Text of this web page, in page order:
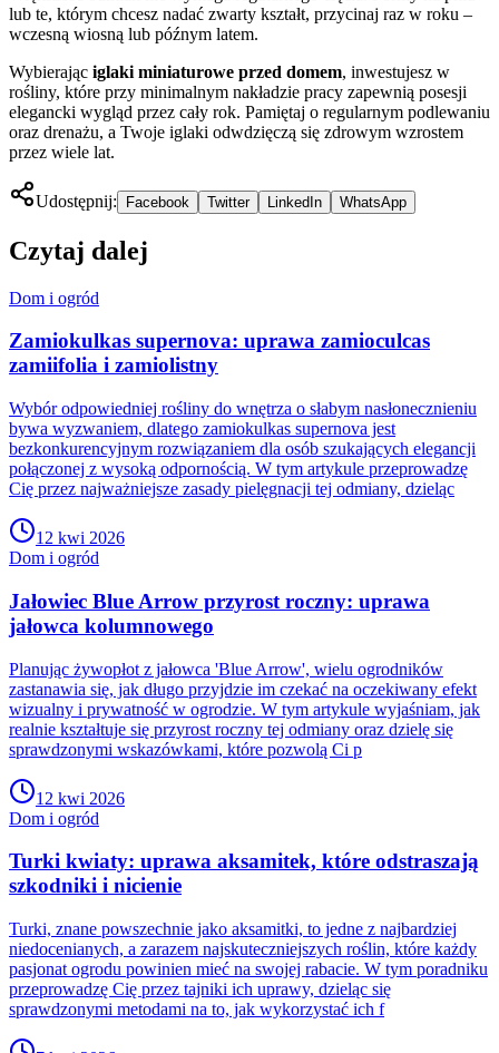
lub te, którym chcesz nadać zwarty kształt, przycinaj raz w roku –
wczesną wiosną lub późnym latem.
Wybierając iglaki miniaturowe przed domem, inwestujesz w
rośliny, które przy minimalnym nakładzie pracy zapewnią posesji
elegancki wygląd przez cały rok. Pamiętaj o regularnym podlewaniu
oraz drenażu, a Twoje iglaki odwdzięczą się zdrowym wzrostem
przez wiele lat.
Udostępnij: Facebook Twitter LinkedIn WhatsApp
Czytaj dalej
Dom i ogród
Zamiokulkas supernova: uprawa zamioculcas
zamiifolia i zamiolistny
Wybór odpowiedniej rośliny do wnętrza o słabym nasłonecznieniu
bywa wyzwaniem, dlatego zamiokulkas supernova jest
bezkonkurencyjnym rozwiązaniem dla osób szukających elegancji
połączonej z wysoką odpornością. W tym artykule przeprowadzę
Cię przez najważniejsze zasady pielęgnacji tej odmiany, dzieląc
12 kwi 2026
Dom i ogród
Jałowiec Blue Arrow przyrost roczny: uprawa
jałowca kolumnowego
Planując żywopłot z jałowca 'Blue Arrow', wielu ogrodników
zastanawia się, jak długo przyjdzie im czekać na oczekiwany efekt
wizualny i prywatność w ogrodzie. W tym artykule wyjaśniam, jak
realnie kształtuje się przyrost roczny tej odmiany oraz dzielę się
sprawdzonymi wskazówkami, które pozwolą Ci p
12 kwi 2026
Dom i ogród
Turki kwiaty: uprawa aksamitek, które odstraszają
szkodniki i nicienie
Turki, znane powszechnie jako aksamitki, to jedne z najbardziej
niedocenianych, a zarazem najskuteczniejszych roślin, które każdy
pasjonat ogrodu powinien mieć na swojej rabacie. W tym poradniku
przeprowadzę Cię przez tajniki ich uprawy, dzieląc się
sprawdzonymi metodami na to, jak wykorzystać ich f